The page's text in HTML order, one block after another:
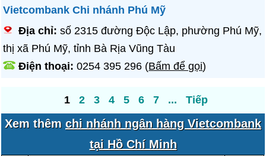
Vietcombank Chi nhánh Phú Mỹ
Địa chỉ:số 2315 đường Độc Lập, phường Phú Mỹ,
thị xã Phú Mỹ, tỉnh Bà Rịa Vũng Tàu
Điện thoại:0254 395 296 (Bấm để gọi)
1 2 3 4 5 6 7 ... Tiếp
Xem thêm chi nhánh ngân hàng Vietcombank
tại Hồ Chí Minh